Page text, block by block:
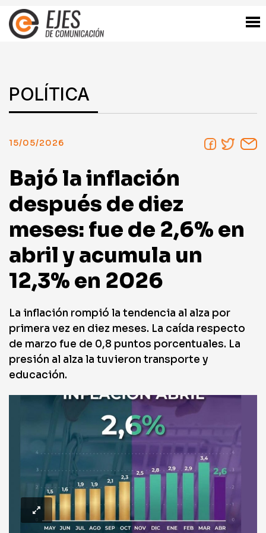
POLÍTICA
15/05/2026
Bajó la inflación
después de diez
meses: fue de 2,6% en
abril y acumula un
12,3% en 2026
La inflación rompió la tendencia al alza por
primera vez en diez meses. La caída respecto
de marzo fue de 0,8 puntos porcentuales. La
presión al alza la tuvieron transporte y
educación.